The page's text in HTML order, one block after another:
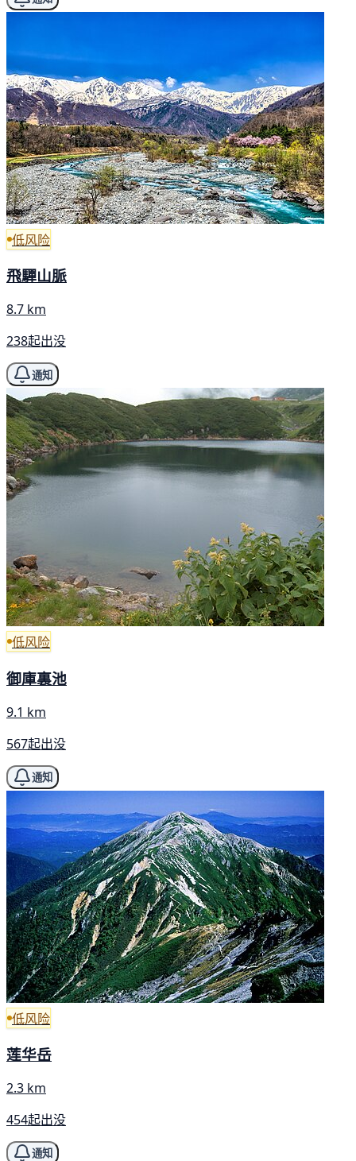
低风险
飛驒山脈
8.7 km
238起出没
通知
低风险
御庫裏池
9.1 km
567起出没
通知
低风险
莲华岳
2.3 km
454起出没
通知